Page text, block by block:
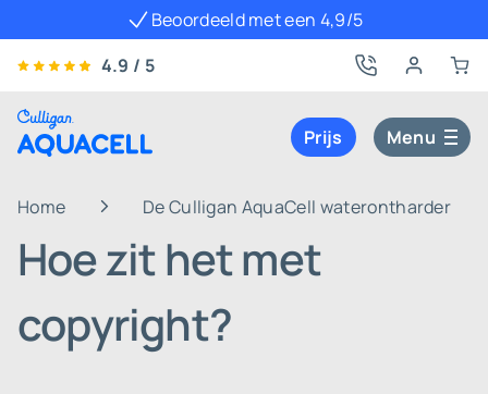
Beoordeeld met een 4,9/5
4.9 / 5
Prijs Menu
Home De Culligan AquaCell waterontharder
Hoe zit het met
copyright?